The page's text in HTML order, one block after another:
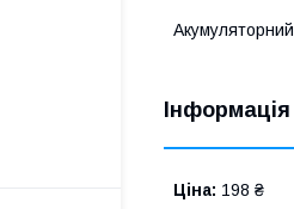
Ціна: 198 ₴